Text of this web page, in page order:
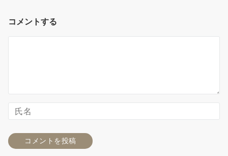
コメントする